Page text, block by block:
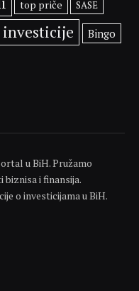
top priče SASE
investicije Bingo
u BiH. Pružamo
i finansija.
o investicijama u BiH.